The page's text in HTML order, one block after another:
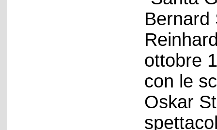
Bernard
ottobre
con le
Oskar